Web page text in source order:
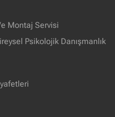
Montaj Servisi
Psikolojik Danışmanlık